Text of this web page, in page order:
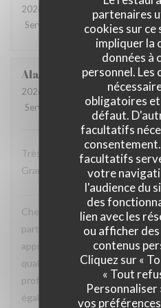
partenaires
cookies sur ce
impliquer la
données à
personnel. Les
obligatoires
défaut.
facultatifs
facultatifs
votre
l'audience du
des
lien avec les
ou afficher
contenus
Cliquez sur «
« Tout
Personnaliser
vos
2026-08-06
- 20:00 - Couverts 3
Service
Ambiance : 4/5
Alain
2026-08-03
- 19:30 - Couverts 3
Service
Ambiance: 5/5
Très beau cadre au coeur de
Grande compétence d'un
La Closerie des Lilasa
Cher Alain, Nous vous
partager votre expérience.
apprécié le cadre de la maison,
qualité de notre cuisine. Votre
professionnalisme et de
également très plaisir. Nous